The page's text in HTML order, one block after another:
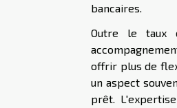
bancaires.
Outre le taux
offrir plus de
un aspect
prêt.